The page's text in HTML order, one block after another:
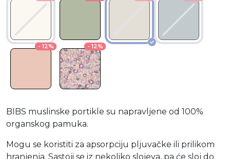
- 12% - 12%
BIBS muslinske portikle su napravljene od 100%
organskog pamuka.
Mogu se koristiti za apsorpciju pljuvačke ili prilikom
hranjenja. Sastoji se iz nekoliko slojeva, pa će sloj do